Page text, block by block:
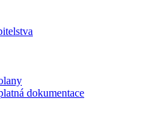
dokumentace